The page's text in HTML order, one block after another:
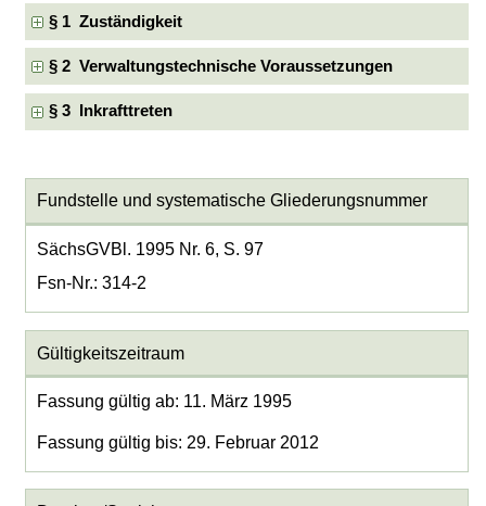
§ 1 Zuständigkeit
§ 2 Verwaltungstechnische Voraussetzungen
§ 3 Inkrafttreten
Fundstelle und systematische Gliederungsnummer
SächsGVBl. 1995 Nr. 6, S. 97
Fsn-Nr.: 314-2
Gültigkeitszeitraum
Fassung gültig ab: 11. März 1995
Fassung gültig bis: 29. Februar 2012